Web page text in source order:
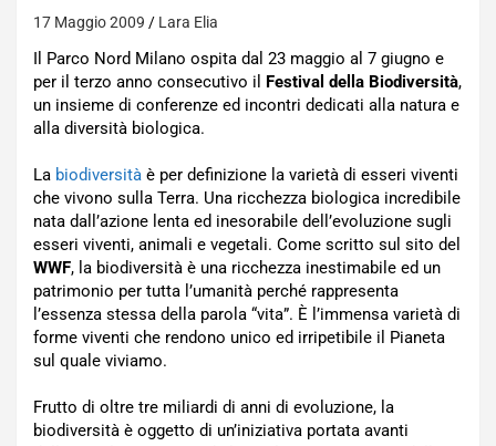
17 Maggio 2009 Lara Elia
Il Parco Nord Milano ospita dal 23 maggio al 7 giugno e
per il terzo anno consecutivo il Festival della Biodiversità,
un insieme di conferenze ed incontri dedicati alla natura e
alla diversità biologica.
La biodiversità è per definizione la varietà di esseri viventi
che vivono sulla Terra. Una ricchezza biologica incredibile
nata dall’azione lenta ed inesorabile dell’evoluzione sugli
esseri viventi, animali e vegetali. Come scritto sul sito del
WWF, la biodiversità è una ricchezza inestimabile ed un
patrimonio per tutta l’umanità perché rappresenta
l’essenza stessa della parola “vita”. È l’immensa varietà di
forme viventi che rendono unico ed irripetibile il Pianeta
sul quale viviamo.
Frutto di oltre tre miliardi di anni di evoluzione, la
biodiversità è oggetto di un’iniziativa portata avanti